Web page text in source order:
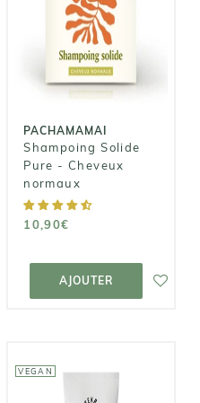
PACHAMAMAI
Shampoing Solide
Pure - Cheveux
normaux
10,90€
AJOUTER
Shampoing
Solide Pure -
Cheveux
normaux
10,90€
AJOUTER AU
PANIER
VEGAN